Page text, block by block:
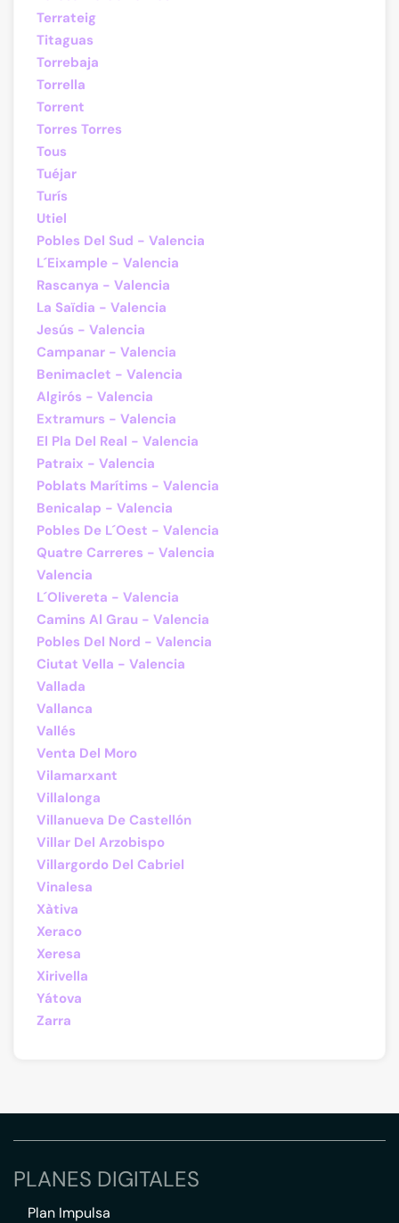
Terrateig
Titaguas
Torrebaja
Torrella
Torrent
Torres Torres
Tous
Tuéjar
Turís
Utiel
Pobles Del Sud - Valencia
L´Eixample - Valencia
Rascanya - Valencia
La Saïdia - Valencia
Jesús - Valencia
Campanar - Valencia
Benimaclet - Valencia
Algirós - Valencia
Extramurs - Valencia
El Pla Del Real - Valencia
Patraix - Valencia
Poblats Marítims - Valencia
Benicalap - Valencia
Pobles De L´Oest - Valencia
Quatre Carreres - Valencia
Valencia
L´Olivereta - Valencia
Camins Al Grau - Valencia
Pobles Del Nord - Valencia
Ciutat Vella - Valencia
Vallada
Vallanca
Vallés
Venta Del Moro
Vilamarxant
Villalonga
Villanueva De Castellón
Villar Del Arzobispo
Villargordo Del Cabriel
Vinalesa
Xàtiva
Xeraco
Xeresa
Xirivella
Yátova
Zarra
PLANES DIGITALES
Plan Impulsa